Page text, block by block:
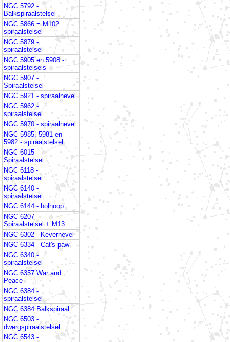
NGC 5792 -
Balkspiraalstelsel
NGC 5866 = M102
spiraalstelsel
NGC 5879 -
spiraalstelsel
NGC 5905 en 5908 -
spiraalstelsels
NGC 5907 -
Spiraalstelsel
NGC 5921 - spiraalnevel
NGC 5962 -
spiraalstelsel
NGC 5970 - spiraalnevel
NGC 5985, 5981 en
5982 - spiraalstelsel
NGC 6015 -
Spiraalstelsel
NGC 6118 -
spiraalstelsel
NGC 6140 -
spiraalstelsel
NGC 6144 - bolhoop
NGC 6207 -
Spiraalstelsel + M13
NGC 6302 - Kevernevel
NGC 6334 - Cat's paw
NGC 6340 -
spiraalstelsel
NGC 6357 War and
Peace
NGC 6384 -
spiraalstelsel
NGC 6384 Balkspiraal
NGC 6503 -
dwergspiraalstelsel
NGC 6543 -